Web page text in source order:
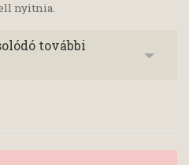
nyitnia.
további